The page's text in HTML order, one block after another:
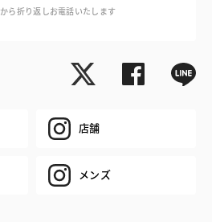
ら折り返しお電話いたします
店舗
メンズ